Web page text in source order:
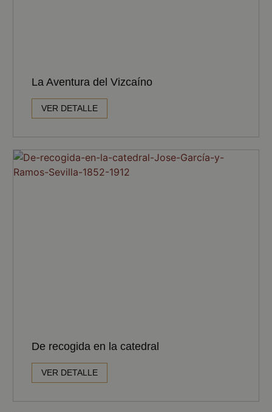
La Aventura del Vizcaíno
VER DETALLE
De recogida en la catedral
VER DETALLE